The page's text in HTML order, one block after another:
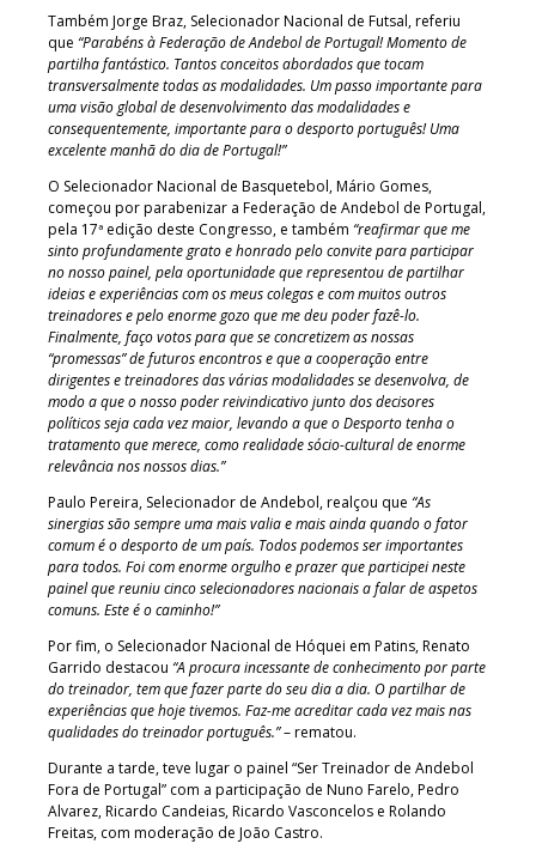
Também Jorge Braz, Selecionador Nacional de Futsal, referiu
que “Parabéns à Federação de Andebol de Portugal! Momento de
partilha fantástico. Tantos conceitos abordados que tocam
transversalmente todas as modalidades. Um passo importante para
uma visão global de desenvolvimento das modalidades e
consequentemente, importante para o desporto português! Uma
excelente manhã do dia de Portugal!”
O Selecionador Nacional de Basquetebol, Mário Gomes,
começou por parabenizar a Federação de Andebol de Portugal,
pela 17ª edição deste Congresso, e também “reafirmar que me
sinto profundamente grato e honrado pelo convite para participar
no nosso painel, pela oportunidade que representou de partilhar
ideias e experiências com os meus colegas e com muitos outros
treinadores e pelo enorme gozo que me deu poder fazê-lo.
Finalmente, faço votos para que se concretizem as nossas
“promessas” de futuros encontros e que a cooperação entre
dirigentes e treinadores das várias modalidades se desenvolva, de
modo a que o nosso poder reivindicativo junto dos decisores
políticos seja cada vez maior, levando a que o Desporto tenha o
tratamento que merece, como realidade sócio-cultural de enorme
relevância nos nossos dias.”
Paulo Pereira, Selecionador de Andebol, realçou que “As
sinergias são sempre uma mais valia e mais ainda quando o fator
comum é o desporto de um país. Todos podemos ser importantes
para todos. Foi com enorme orgulho e prazer que participei neste
painel que reuniu cinco selecionadores nacionais a falar de aspetos
comuns. Este é o caminho!”
Por fim, o Selecionador Nacional de Hóquei em Patins, Renato
Garrido destacou “A procura incessante de conhecimento por parte
do treinador, tem que fazer parte do seu dia a dia. O partilhar de
experiências que hoje tivemos. Faz-me acreditar cada vez mais nas
qualidades do treinador português.”– rematou.
Durante a tarde, teve lugar o painel “Ser Treinador de Andebol
Fora de Portugal” com a participação de Nuno Farelo, Pedro
Alvarez, Ricardo Candeias, Ricardo Vasconcelos e Rolando
Freitas, com moderação de João Castro.